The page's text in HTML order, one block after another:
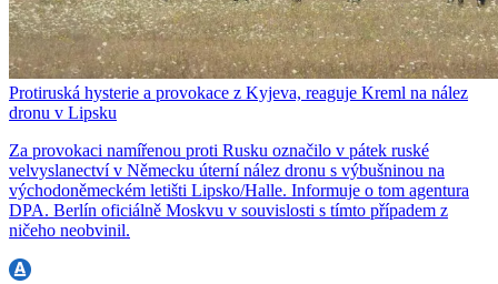
Protiruská hysterie a provokace z Kyjeva, reaguje Kreml na nález
dronu v Lipsku
Za provokaci namířenou proti Rusku označilo v pátek ruské
velvyslanectví v Německu úterní nález dronu s výbušninou na
východoněmeckém letišti Lipsko/Halle. Informuje o tom agentura
DPA. Berlín oficiálně Moskvu v souvislosti s tímto případem z
ničeho neobvinil.